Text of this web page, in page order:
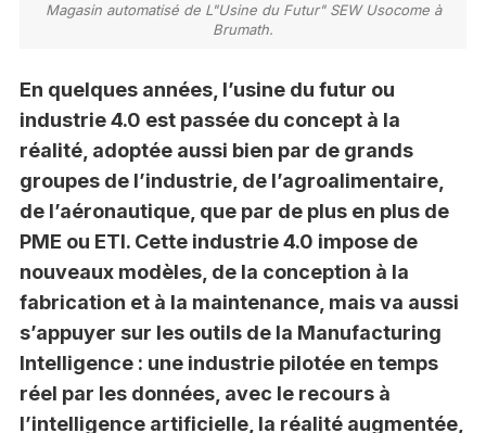
Magasin automatisé de L"Usine du Futur" SEW Usocome à
Brumath.
En quelques années, l’usine du futur ou
industrie 4.0 est passée du concept à la
réalité, adoptée aussi bien par de grands
groupes de l’industrie, de l’agroalimentaire,
de l’aéronautique, que par de plus en plus de
PME ou ETI. Cette industrie 4.0 impose de
nouveaux modèles, de la conception à la
fabrication et à la maintenance, mais va aussi
s’appuyer sur les outils de la Manufacturing
Intelligence : une industrie pilotée en temps
réel par les données, avec le recours à
l’intelligence artificielle, la réalité augmentée,